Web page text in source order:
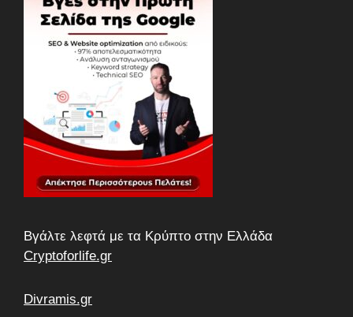
Βγάλτε λεφτά με τα Κρύπτο στην Ελλάδα
Cryptoforlife.gr
Divramis.gr